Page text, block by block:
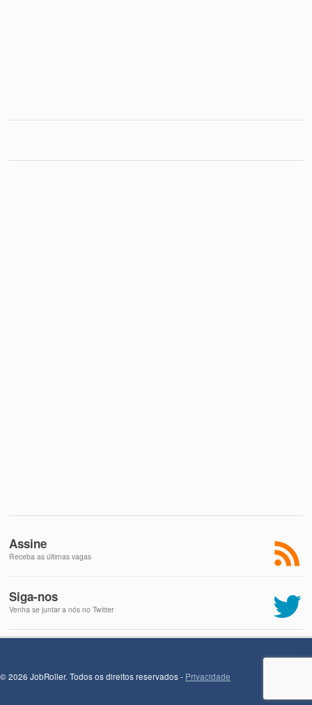
Assine
Receba as últimas vagas
Siga-nos
Venha se juntar a nós no Twitter
© 2026 JobRoller. Todos os direitos reservados - Privacidade